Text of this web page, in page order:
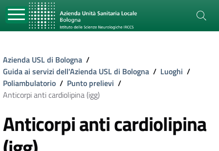
Azienda USL di Bologna /
Guida ai servizi dell'Azienda USL di Bologna / Luoghi /
Poliambulatorio / Punto prelievi /
Anticorpi anti cardiolipina (igg)
Anticorpi anti cardiolipina